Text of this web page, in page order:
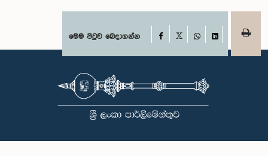
මෙම පිටුව බෙදාගන්න Facebook
WhatsAppLinkedIn